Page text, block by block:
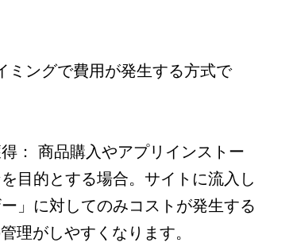
ミングで費用が発生する方式で
： 商品購入やアプリインストー
目的とする場合。サイトに流入し
」に対してのみコストが発生する
理がしやすくなります。